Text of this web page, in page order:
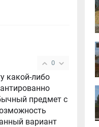
0
какой-либо
предмет с
вариант